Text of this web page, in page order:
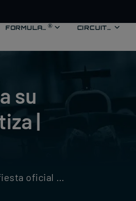
FORMULA 1 ®CIRCUITO CIRCUITO
EVENTOS
su
|
| MADRING